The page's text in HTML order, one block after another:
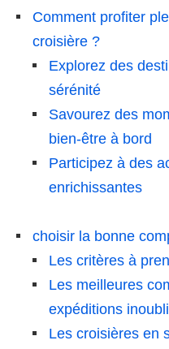
Comment profiter
croisière ?
Explorez des
sérénité
Savourez des
bien-être à bord
Participez à des
enrichissantes
choisir la bonne
Les critères à
Les meilleures
expéditions
Les croisières en